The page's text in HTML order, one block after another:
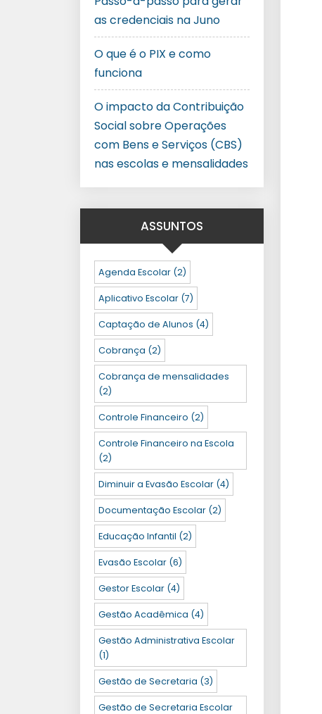
as credenciais na Juno
O que é o PIX e como
funciona
O impacto da Contribuição
Social sobre Operações
com Bens e Serviços (CBS)
nas escolas e mensalidades
ASSUNTOS
Agenda Escolar (2)
Aplicativo Escolar (7)
Captação de Alunos (4)
Cobrança (2)
Cobrança de mensalidades
(2)
Controle Financeiro (2)
Controle Financeiro na Escola
(2)
Diminuir a Evasão Escolar (4)
Documentação Escolar (2)
Educação Infantil (2)
Evasão Escolar (6)
Gestor Escolar (4)
Gestão Acadêmica (4)
Gestão Administrativa Escolar
(1)
Gestão de Secretaria (3)
Gestão de Secretaria Escolar